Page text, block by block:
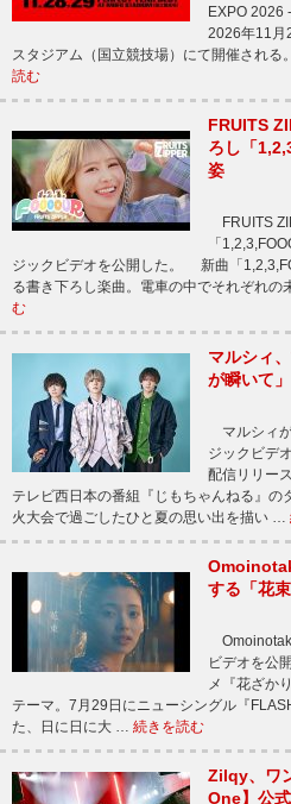
EXPO 2026
2026年11月
スタジアム（国立競技場）にて開催され
読む
FRUITS
ろし「
姿
FRUITS
「
ジックビデオを公開した。 新曲「
る書き下ろし楽曲。電車の中でそれぞれ
む
マルシィ
が瞬いて
マルシィ
ジックビデ
配信リリー
テレビ西日本の番組『じもちゃんねる』
火大会で過ごしたひと夏の思い出を描い …
する「花
ビデオを公
メ『花ざか
テーマ。7月29日にニューシングル『
た、日に日に大 … 続きを読む
Zilqy、ワ
One】公